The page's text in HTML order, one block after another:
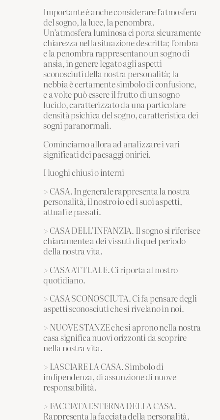
Importante è anche considerare l’atmosfera
del sogno, la luce, la penombra.
Un’atmosfera luminosa ci porta sicuramente
chiarezza nella situazione descritta; l’ombra
e la penombra rappresentano un sogno di
ansia, in genere legato agli aspetti
sconosciuti della nostra personalità; la
nebbia è certamente simbolo di confusione,
e a volte può essere il frutto di un sogno
lucido, caratterizzato da una particolare
densità psichica del sogno, caratteristica dei
sogni paranormali.
Cominciamo allora ad analizzare i vari
significati dei paesaggi onirici.
I luoghi chiusi o interni
> CASA. In generale rappresenta la nostra
personalità, il nostro io ed i suoi aspetti,
attuali e passati.
> CASA DELL’INFANZIA. Il sogno si riferisce
chiaramente a dei vissuti di quel periodo
della nostra vita.
> CASA ATTUALE. Ci riporta al nostro
quotidiano.
> CASA SCONOSCIUTA. Ci fa pensare degli
aspetti sconosciuti che si rivelano in noi.
> NUOVE STANZE che si aprono nella nostra
casa significa nuovi orizzonti da scoprire
nella nostra vita.
> LASCIARE LA CASA. Simbolo di
indipendenza, di assunzione di nuove
responsabilità.
> FACCIATA ESTERNA DELLA CASA.
Rappresenta la facciata della personalità,